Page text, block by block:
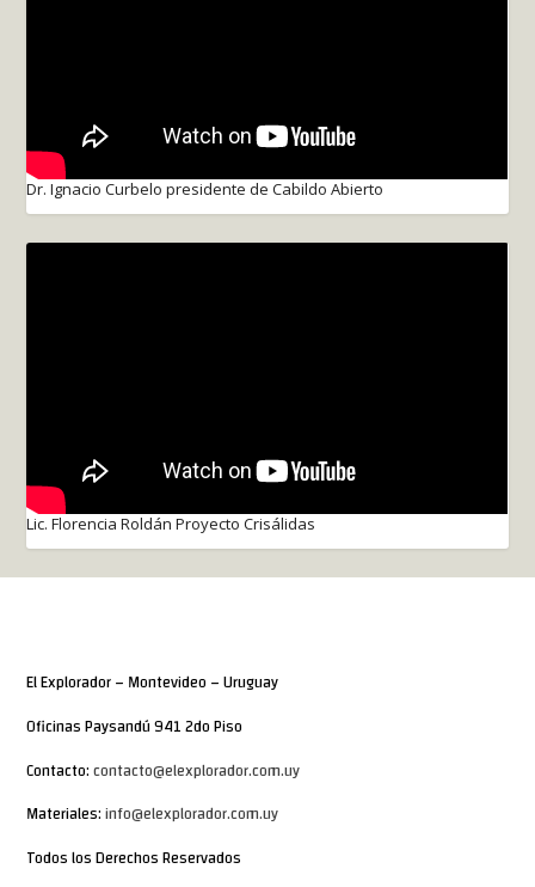
Dr. Ignacio Curbelo presidente de Cabildo Abierto
Lic. Florencia Roldán Proyecto Crisálidas
El Explorador – Montevideo – Uruguay
Oficinas Paysandú 941 2do Piso
Contacto:contacto@elexplorador.com.uy
Materiales:info@elexplorador.com.uy
Todos los Derechos Reservados